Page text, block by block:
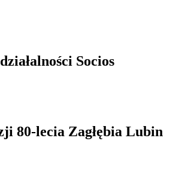
Socios
80-lecia Zagłębia Lubin